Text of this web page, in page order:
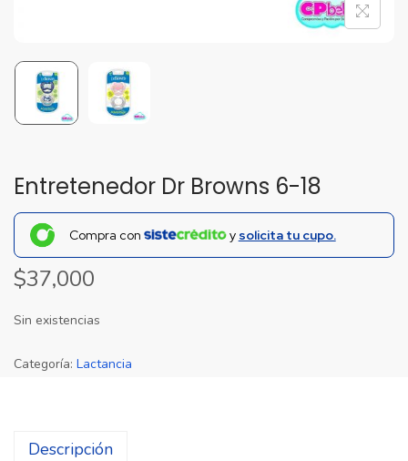
Entretenedor Dr Browns 6-18
Compra con y solicita tu cupo.
$37,000
Sin existencias
Categoría: Lactancia
Descripción